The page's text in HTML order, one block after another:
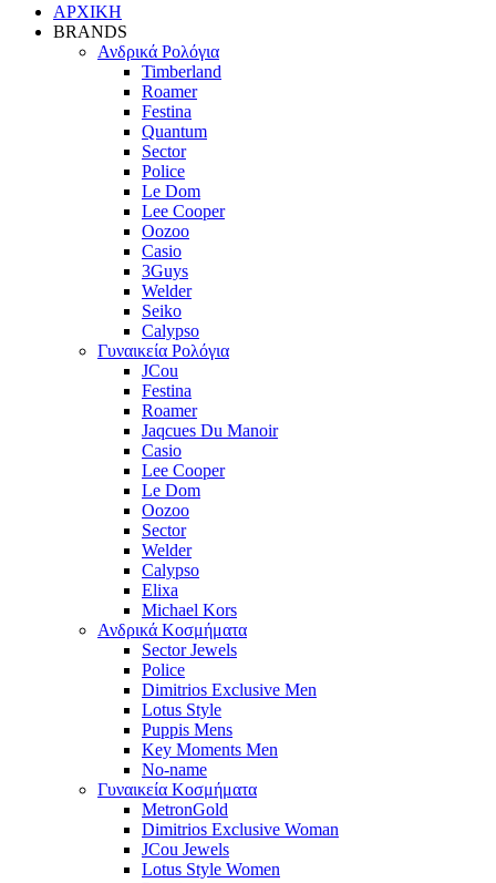
ΑΡΧΙΚΗ
BRANDS
Ανδρικά Ρολόγια
Timberland
Roamer
Festina
Quantum
Sector
Police
Le Dom
Lee Cooper
Oozoo
Casio
3Guys
Welder
Seiko
Calypso
Γυναικεία Ρολόγια
JCou
Festina
Roamer
Jaqcues Du Manoir
Casio
Lee Cooper
Le Dom
Oozoo
Sector
Welder
Calypso
Elixa
Michael Kors
Ανδρικά Κοσμήματα
Sector Jewels
Police
Dimitrios Exclusive Men
Lotus Style
Puppis Mens
Key Moments Men
No-name
Γυναικεία Κοσμήματα
MetronGold
Dimitrios Exclusive Woman
JCou Jewels
Lotus Style Women